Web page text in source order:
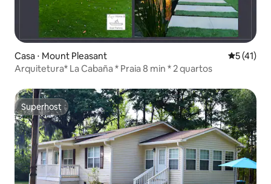
Casa ⋅ Mount Pleasant 5 de uma
5 (41)
Arquitetura* La Cabaña * Praia 8 min * 2 quartos
Superhost
Superhost